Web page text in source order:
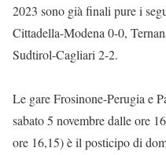
2023 sono già finali pure i
Cittadella-Modena 0-0,
Sudtirol-Cagliari 2-2.
Le gare Frosinone-Perugia e
sabato 5 novembre dalle ore
ore 16,15) è il posticipo di